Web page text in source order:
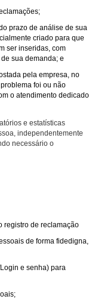
prazo de análise de sua
criado para que
ser inseridas, com
sua demanda; e
pela empresa, no
foi ou não
o atendimento dedicado
e estatísticas
independentemente
necessário o
registro de reclamação
de forma fidedigna,
e senha) para